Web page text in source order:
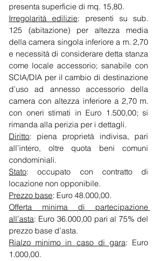
presenta superficie di mq. 15,80.
Irregolarità edilizie: presenti su sub.
125 (abitazione) per altezza media
della camera singola inferiore a m. 2,70
e necessità di considerare detta stanza
come locale accessorio; sanabile con
SCIA/DIA per il cambio di destinazione
d’uso ad annesso accessorio della
camera con altezza inferiore a 2,70 m.
con oneri stimati in Euro 1.500,00; si
rimanda alla perizia per i dettagli.
Diritto: piena proprietà indivisa, pari
all’intero, oltre quota beni comuni
condominiali.
Stato: occupato con contratto di
locazione non opponibile.
Prezzo base: Euro 48.000,00.
Offerta minima di partecipazione
all’asta: Euro 36.000,00 pari al 75% del
prezzo base d’asta.
Rialzo minimo in caso di gara: Euro
1.000,00.